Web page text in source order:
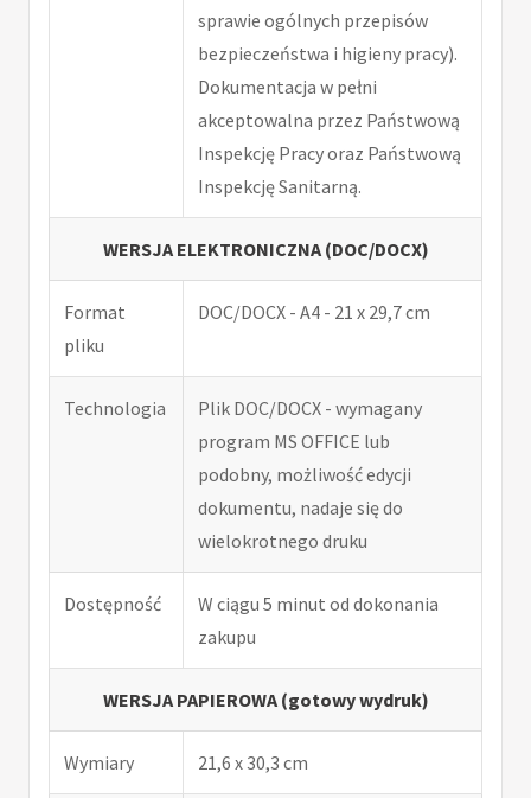
sprawie ogólnych przepisów
bezpieczeństwa i higieny pracy).
Dokumentacja w pełni
akceptowalna przez Państwową
Inspekcję Pracy oraz Państwową
Inspekcję Sanitarną.
WERSJA ELEKTRONICZNA (DOC/DOCX)
Format
pliku
DOC/DOCX - A4 - 21 x 29,7 cm
Technologia
Plik DOC/DOCX - wymagany
program MS OFFICE lub
podobny, możliwość edycji
dokumentu, nadaje się do
wielokrotnego druku
Dostępność
W ciągu 5 minut od dokonania
zakupu
WERSJA PAPIEROWA (gotowy wydruk)
Wymiary 21,6 x 30,3 cm